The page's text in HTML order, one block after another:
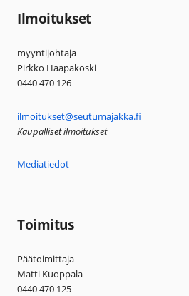
Ilmoitukset
myyntijohtaja
Pirkko Haapakoski
0440 470 126
ilmoitukset@seutumajakka.fi
Kaupalliset ilmoitukset
Mediatiedot
Toimitus
Päätoimittaja
Matti Kuoppala
0440 470 125